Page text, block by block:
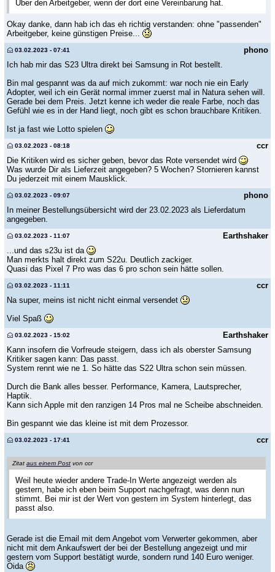
Über den Arbeitgeber, wenn der dort eine Vereinbarung hat.
Okay danke, dann hab ich das eh richtig verstanden: ohne "passenden"
Arbeitgeber, keine günstigen Preise...
phono
03.02.2023 - 07:41
Ich hab mir das S23 Ultra direkt bei Samsung in Rot bestellt.
Bin mal gespannt was da auf mich zukommt: war noch nie ein Early
Adopter, weil ich ein Gerät normal immer zuerst mal in Natura sehen will.
Gerade bei dem Preis. Jetzt kenne ich weder die reale Farbe, noch das
Gefühl wie es in der Hand liegt, noch gibt es schon brauchbare Kritiken.
Ist ja fast wie Lotto spielen
ccr
03.02.2023 - 08:18
Die Kritiken wird es sicher geben, bevor das Rote versendet wird
Was wurde Dir als Lieferzeit angegeben? 5 Wochen? Stornieren kannst
Du jederzeit mit einem Mausklick.
phono
03.02.2023 - 09:07
In meiner Bestellungsübersicht wird der 23.02.2023 als Lieferdatum
angegeben.
Earthshaker
03.02.2023 - 11:07
...und das s23u ist da
Man merkts halt direkt zum S22u. Deutlich zackiger.
Quasi das Pixel 7 Pro was das 6 pro schon sein hätte sollen.
ccr
03.02.2023 - 11:11
Na super, meins ist nicht nicht einmal versendet
Viel Spaß
Earthshaker
03.02.2023 - 15:02
Kann insofern die Vorfreude steigern, dass ich als oberster Samsung
Kritiker sagen kann: Das passt.
System rennt wie ne 1. So hätte das S22 Ultra schon sein müssen.
Durch die Bank alles besser. Performance, Kamera, Lautsprecher,
Haptik.
Kann sich Apple mit den ranzigen 14 Pros mal ne Scheibe abschneiden.
Bin gespannt wie das kleine ist mit dem Prozessor.
ccr
03.02.2023 - 17:41
Zitat aus einem Post von ccr
Weil heute wieder andere Trade-In Werte angezeigt werden als
gestern, habe ich eben beim Support nachgefragt, was denn nun
stimmt. Bei mir ist der Wert von gestern im System hinterlegt, das
passt also.
Gerade ist die Email mit dem Angebot vom Verwerter gekommen, aber
nicht mit dem Ankaufswert der bei der Bestellung angezeigt und mir
gestern vom Support bestätigt wurde, sondern rund 140 Euro weniger.
Oida